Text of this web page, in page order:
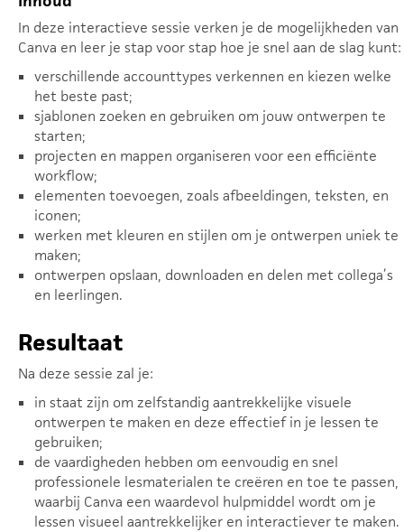
In deze interactieve sessie verken je de mogelijkheden van
Canva en leer je stap voor stap hoe je snel aan de slag kunt:
verschillende accounttypes verkennen en kiezen welke
het beste past;
sjablonen zoeken en gebruiken om jouw ontwerpen te
starten;
projecten en mappen organiseren voor een efficiënte
workflow;
elementen toevoegen, zoals afbeeldingen, teksten, en
iconen;
werken met kleuren en stijlen om je ontwerpen uniek te
maken;
ontwerpen opslaan, downloaden en delen met collega’s
en leerlingen.
Resultaat
Na deze sessie zal je:
in staat zijn om zelfstandig aantrekkelijke visuele
ontwerpen te maken en deze effectief in je lessen te
gebruiken;
de vaardigheden hebben om eenvoudig en snel
professionele lesmaterialen te creëren en toe te passen,
waarbij Canva een waardevol hulpmiddel wordt om je
lessen visueel aantrekkelijker en interactiever te maken.